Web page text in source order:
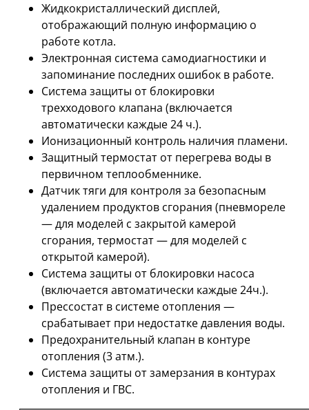
Жидкокристаллический дисплей,
отображающий полную информацию о
работе котла.
Электронная система самодиагностики и
запоминание последних ошибок в работе.
Система защиты от блокировки
трехходового клапана (включается
автоматически каждые 24 ч.).
Ионизационный контроль наличия пламени.
Защитный термостат от перегрева воды в
первичном теплообменнике.
Датчик тяги для контроля за безопасным
удалением продуктов сгорания (пневмореле
— для моделей с закрытой камерой
сгорания, термостат — для моделей с
открытой камерой).
Система защиты от блокировки насоса
(включается автоматически каждые 24ч.).
Прессостат в системе отопления —
срабатывает при недостатке давления воды.
Предохранительный клапан в контуре
отопления (3 атм.).
Система защиты от замерзания в контурах
отопления и ГВС.